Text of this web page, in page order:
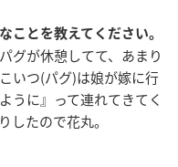
ことを教えてください。
グが休憩してて、あまり
いつ(パグ)は娘が嫁に行
うに』って連れてきてく
したので花丸。